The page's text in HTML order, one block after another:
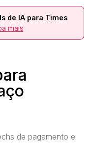
de IA para Times
mais
de pagamento e